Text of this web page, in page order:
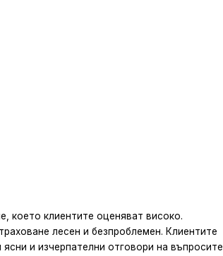
което клиентите оценяват високо.
лесен и безпроблемен. Клиентите
и изчерпателни отговори на въпросите